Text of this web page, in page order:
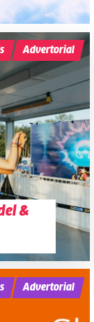
&
Advertorial
Advertorial